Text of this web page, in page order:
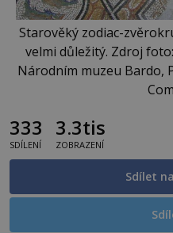
Starověký zodiac-
velmi důležitý. Zdroj
Národním muzeu Bardo,
333
SDÍLENÍ
3.3tis
ZOBRAZENÍ
Sdílet